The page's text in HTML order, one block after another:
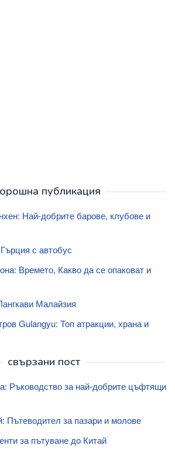
публикация
Най-добрите барове, клубове и
с автобус
Времето, Какво да се опаковат и
Малайзия
Gulangyu: Топ атракции, храна и
свързани пост
Ръководство за най-добрите цъфтящи
Пътеводител за пазари и молове
за пътуване до Китай